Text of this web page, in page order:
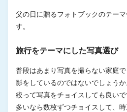
父の日に贈るフォトブックのテー
す。
旅行をテーマにした写真選び
普段はあまり写真を撮らない家庭
影をしているのではないでしょう
絞って写真をチョイスしても良い
多いなら数枚ずつチョイスして、